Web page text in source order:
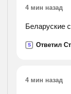
4 мин назад
Беларуские
S Ответил
4 мин назад